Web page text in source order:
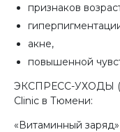
признаков
акне,
повышенной
ЭКСПРЕСС-УХОДЫ
Clinic в Тюмени:
«Витаминный